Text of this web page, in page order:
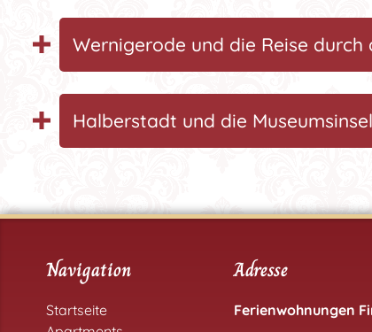
Wernigerode und die Reise durch
Halberstadt und die Museumsinsel
Navigation
Startseite
Adresse
Ferienwohnungen